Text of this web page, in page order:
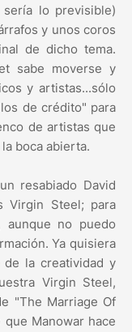
lo previsible)
y unos coros
de dicho tema.
sabe moverse y
y artistas...sólo
de crédito" para
de artistas que
boca abierta.
resabiado David
Virgin Steel; para
aunque no puedo
Ya quisiera
la creatividad y
Virgin Steel,
"The Marriage Of
Manowar hace